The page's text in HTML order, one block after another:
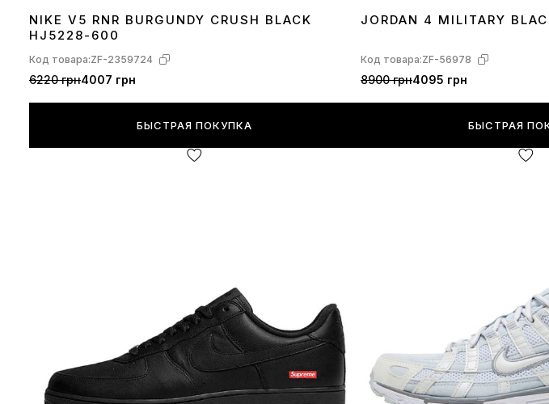
3637 383940 41 42 434445
NIKE V5 RNR BURGUNDY CRUSH BLACK
HJ5228-600
Код товара:ZF-2359724
6220 грн4007 грн
БЫСТРАЯ ПОКУПКА
363738394041 424344
JORDAN 4 MILITARY
Код товара:ZF-56978
8900 грн4095 грн
БЫСТРАЯ